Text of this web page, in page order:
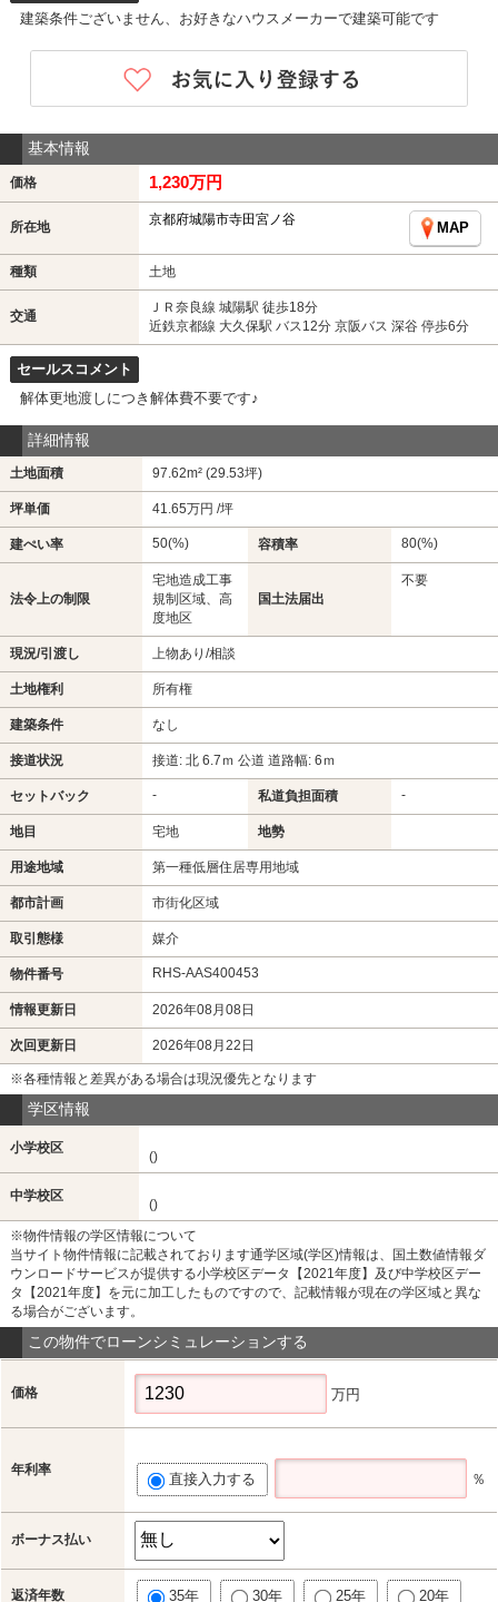
建築条件ございません、お好きなハウスメーカーで建築可能です
基本情報
価格 1,230万円
所在地 京都府城陽市寺田宮ノ谷
MAP
種類 土地
交通
ＪＲ奈良線 城陽駅 徒歩18分
近鉄京都線 大久保駅 バス12分 京阪バス 深谷 停歩6分
セールスコメント
解体更地渡しにつき解体費不要です♪
詳細情報
土地面積 97.62m² (29.53坪)
坪単価 41.65万円 /坪
建ぺい率 50(%) 容積率 80(%)
法令上の制限
宅地造成工事
規制区域、高
度地区
国土法届出
不要
現況/引渡し 上物あり/相談
土地権利 所有権
建築条件 なし
接道状況 接道: 北 6.7ｍ 公道 道路幅: 6ｍ
セットバック - 私道負担面積 -
地目 宅地 地勢
用途地域 第一種低層住居専用地域
都市計画 市街化区域
取引態様 媒介
物件番号 RHS-AAS400453
情報更新日 2026年08月08日
次回更新日 2026年08月22日
※各種情報と差異がある場合は現況優先となります
学区情報
小学校区
()
中学校区
()
※物件情報の学区情報について
当サイト物件情報に記載されております通学区域(学区)情報は、国土数値情報ダ
ウンロードサービスが提供する小学校区データ【2021年度】及び中学校区デー
タ【2021年度】を元に加工したものですので、記載情報が現在の学区域と異な
る場合がございます。
この物件でローンシミュレーションする
価格 万円
年利率
直接入力する ％
ボーナス払い
返済年数 35年 30年 25年 20年